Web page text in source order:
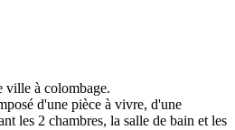
ville à colombage.
d'une pièce à vivre, d'une
les 2 chambres, la salle de bain et les